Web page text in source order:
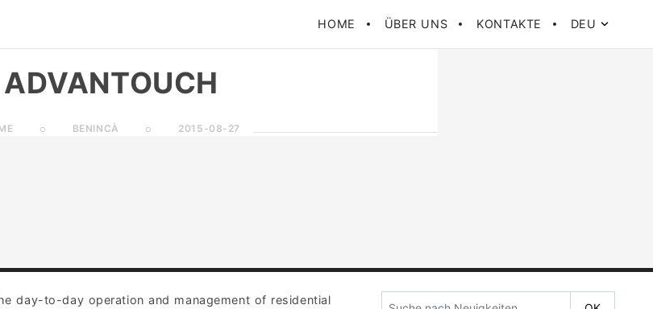
HOME ÜBER UNS KONTAKTE DEU
ADVANTOUCH
BENINCÀ 2015-08-27
day-to-day operation and management of residential